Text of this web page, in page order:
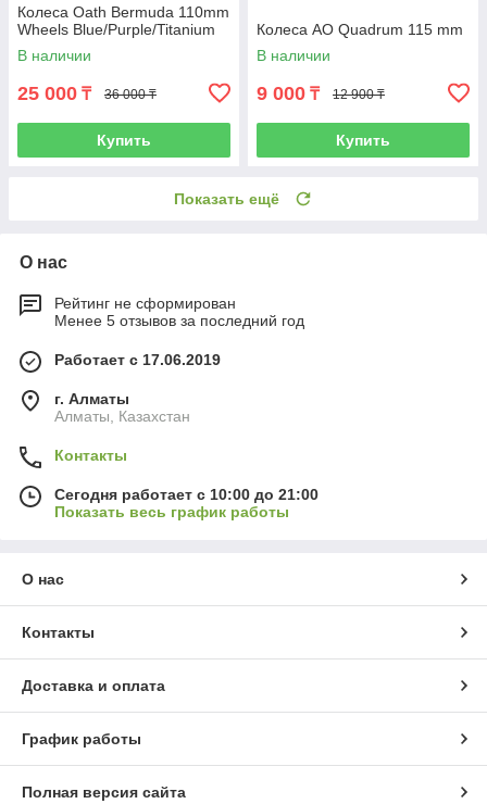
Колеса Oath Bermuda 110mm
Wheels Blue/Purple/Titanium
В наличии
25 000 ₸ 36 000 ₸
Купить
Колеса AO Quadrum 115 mm
В наличии
9 000 ₸ 12 900 ₸
Купить
Показать ещё
О нас
Рейтинг не сформирован
Менее 5 отзывов за последний год
Работает с 17.06.2019
г. Алматы
Алматы, Казахстан
Контакты
Сегодня работает с 10:00 до 21:00
Показать весь график работы
О нас
Контакты
Доставка и оплата
График работы
Полная версия сайта